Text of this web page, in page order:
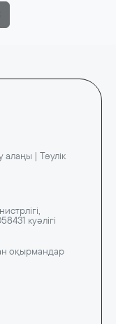
алаңы | Тәулік
куәлігі
оқырмандар